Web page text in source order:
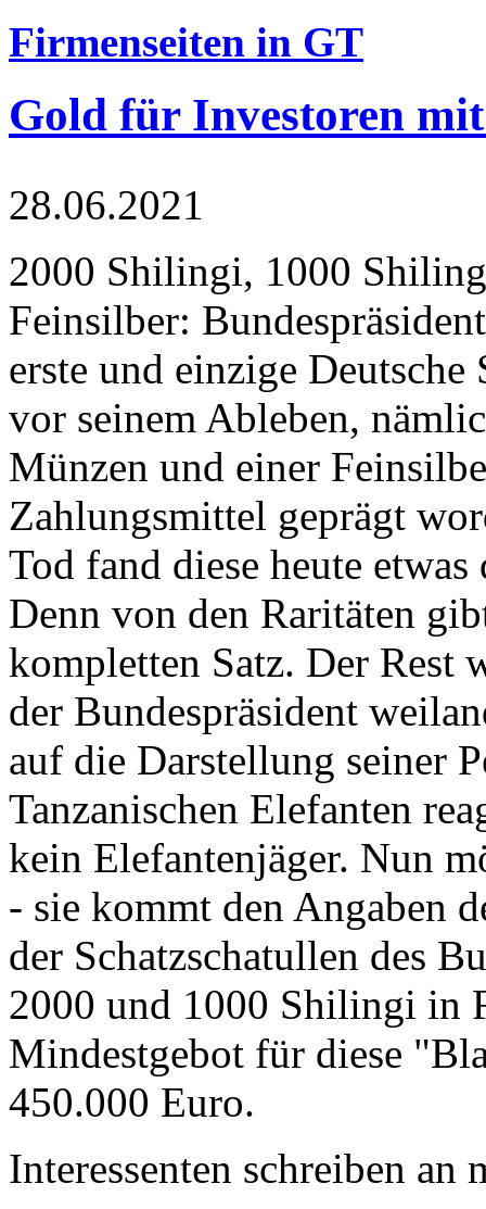
Firmenseiten in GT
Gold für Investoren
28.06.2021
2000 Shilingi, 1000
Feinsilber:
erste und einzige Deutsche
vor seinem Ableben,
Münzen und einer
Zahlungsmittel geprägt
Tod fand diese heute
Denn von den Raritäten
kompletten Satz. Der Rest
der Bundespräsident
auf die Darstellung seiner
Tanzanischen Elefanten
kein Elefantenjäger. Nun
- sie kommt den Angaben
der Schatzschatullen des
2000 und 1000 Shilingi in
Mindestgebot für diese
450.000 Euro.
Interessenten schreiben